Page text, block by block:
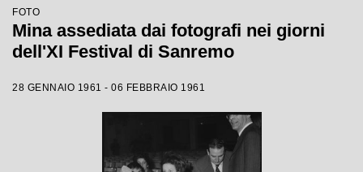
FOTO
Mina assediata dai fotografi nei giorni
dell'XI Festival di Sanremo
28 GENNAIO 1961 - 06 FEBBRAIO 1961